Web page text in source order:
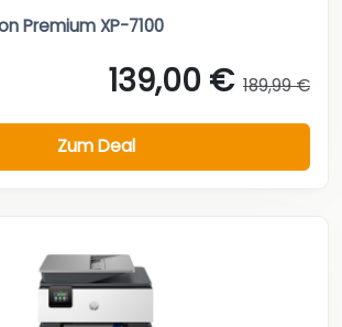
Premium XP-7100
139,00 € 189,99 €
Zum Deal